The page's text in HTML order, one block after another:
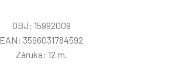
OBJ: 15992009
EAN: 3596031784592
Záruka: 12 m.